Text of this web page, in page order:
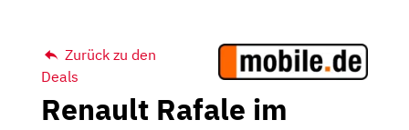
Zurück zu den
Deals
Renault Rafale im